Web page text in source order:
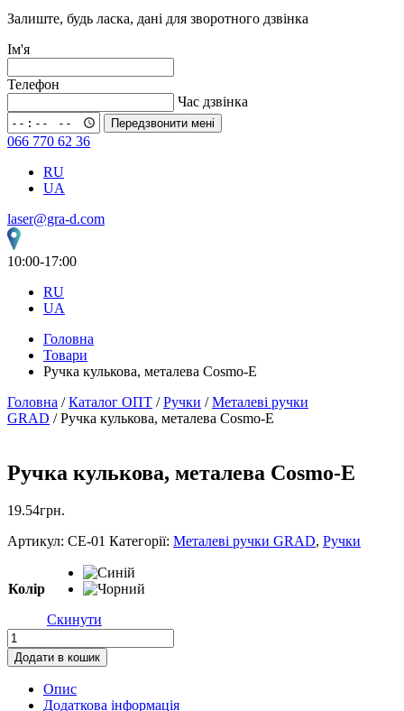
Залиште, будь ласка, дані для зворотного дзвінка
Ім'я
Телефон
Час дзвінка
Передзвонити мені
066 770 62 36
RU
UA
laser@gra-d.com
10:00-17:00
RU
UA
Головна
Товари
Ручка кулькова, металева Cosmo-E
Головна /Каталог ОПТ /Ручки /Металеві ручки
GRAD / Ручка кулькова, металева Cosmo-E
Ручка кулькова, металева Cosmo-E
19.54грн.
Артикул: CE-01 Категорії: Металеві ручки GRAD, Ручки
Колір
Скинути
Ручка
кулькова,
металева
Cosmo-
Додати в кошик
Опис
Додаткова інформація